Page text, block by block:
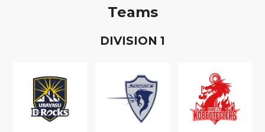
Teams
DIVISION 1